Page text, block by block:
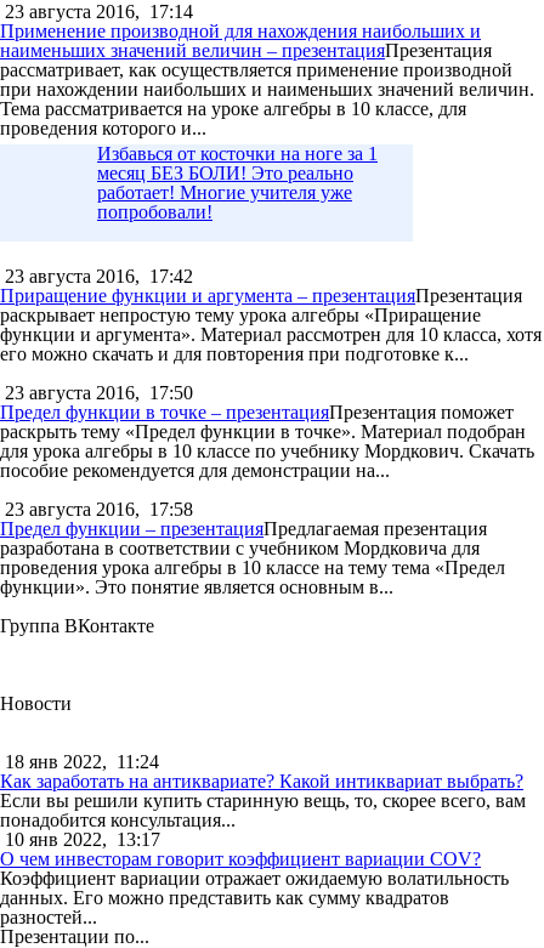
23 августа 2016, 17:14
Применение производной для нахождения наибольших и
наименьших значений величин – презентацияПрезентация
рассматривает, как осуществляется применение производной
при нахождении наибольших и наименьших значений величин.
Тема рассматривается на уроке алгебры в 10 классе, для
проведения которого и...
Избавься от косточки на ноге за 1
месяц БЕЗ БОЛИ! Это реально
работает! Многие учителя уже
попробовали!
23 августа 2016, 17:42
Приращение функции и аргумента – презентацияПрезентация
раскрывает непростую тему урока алгебры «Приращение
функции и аргумента». Материал рассмотрен для 10 класса, хотя
его можно скачать и для повторения при подготовке к...
23 августа 2016, 17:50
Предел функции в точке – презентацияПрезентация поможет
раскрыть тему «Предел функции в точке». Материал подобран
для урока алгебры в 10 классе по учебнику Мордкович. Скачать
пособие рекомендуется для демонстрации на...
23 августа 2016, 17:58
Предел функции – презентацияПредлагаемая презентация
разработана в соответствии с учебником Мордковича для
проведения урока алгебры в 10 классе на тему тема «Предел
функции». Это понятие является основным в...
Группа ВКонтакте
Новости
18 янв 2022, 11:24
Как заработать на антиквариате? Какой интиквариат выбрать?
Если вы решили купить старинную вещь, то, скорее всего, вам
понадобится консультация...
10 янв 2022, 13:17
О чем инвесторам говорит коэффициент вариации COV?
Коэффициент вариации отражает ожидаемую волатильность
данных. Его можно представить как сумму квадратов
разностей...
Презентации по...